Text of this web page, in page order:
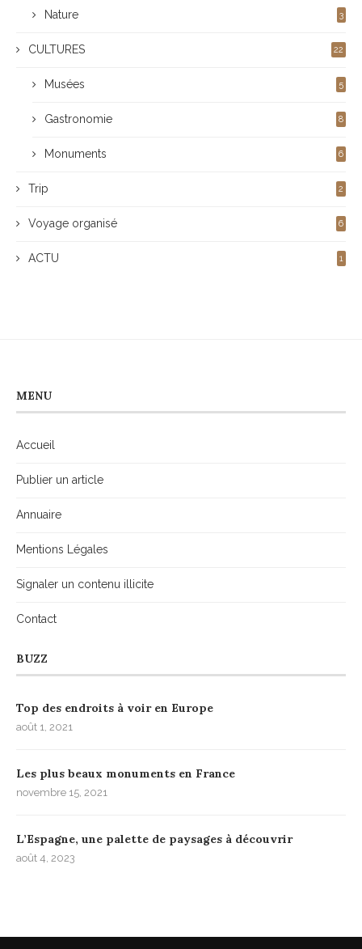
Nature 3
CULTURES 22
Musées 5
Gastronomie 8
Monuments 6
Trip 2
Voyage organisé 6
ACTU 1
MENU
Accueil
Publier un article
Annuaire
Mentions Légales
Signaler un contenu illicite
Contact
BUZZ
Top des endroits à voir en Europe
août 1, 2021
Les plus beaux monuments en France
novembre 15, 2021
L’Espagne, une palette de paysages à découvrir
août 4, 2023